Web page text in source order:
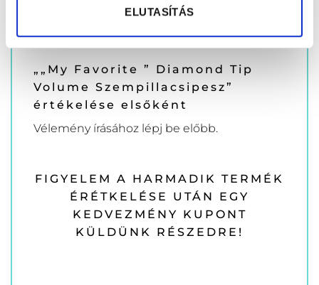
ELUTASÍTÁS
„„My Favorite ” Diamond Tip
Volume Szempillacsipesz”
értékelése elsőként
Vélemény írásához lépj be előbb.
FIGYELEM A HARMADIK TERMÉK
ÉRÉTKELÉSE UTÁN EGY
KEDVEZMÉNY KUPONT
KÜLDÜNK RÉSZEDRE!